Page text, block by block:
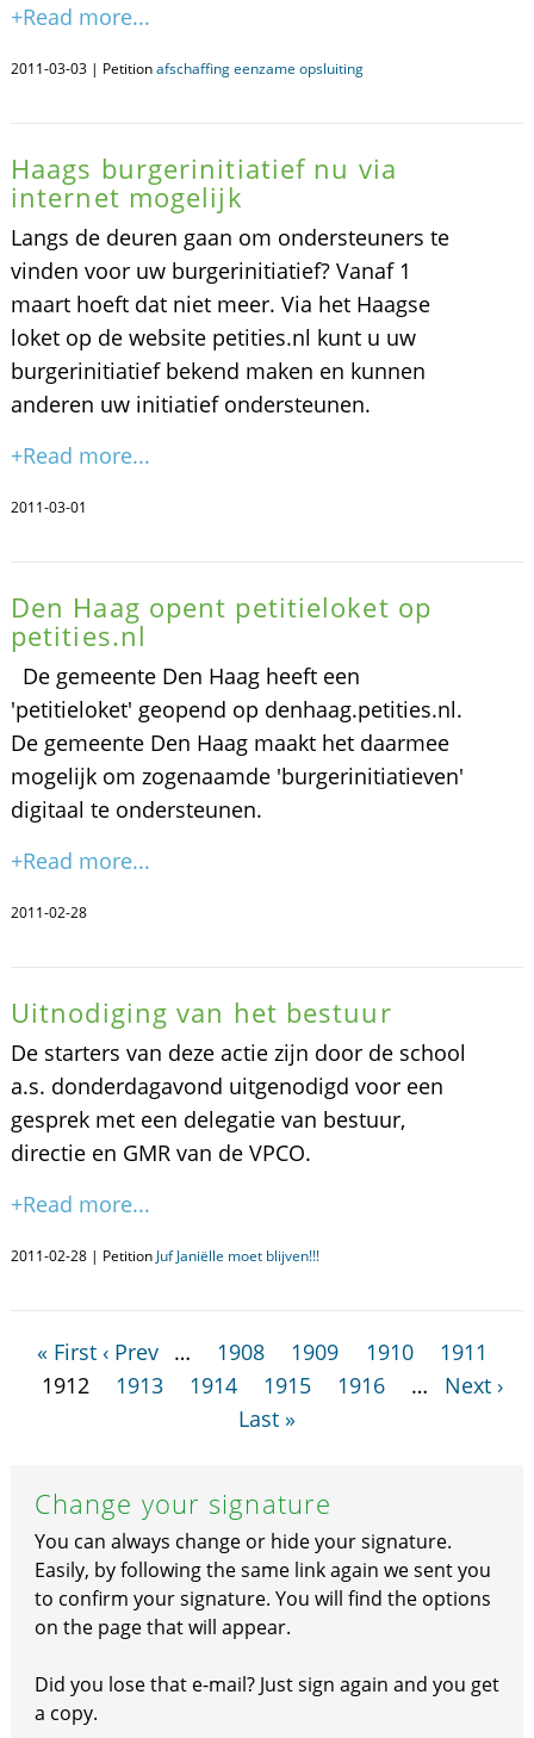
+Read more...
2011-03-03 | Petitionafschaffing eenzame opsluiting
Haags burgerinitiatief nu via
internet mogelijk
Langs de deuren gaan om ondersteuners te
vinden voor uw burgerinitiatief? Vanaf 1
maart hoeft dat niet meer. Via het Haagse
loket op de website petities.nl kunt u uw
burgerinitiatief bekend maken en kunnen
anderen uw initiatief ondersteunen.
+Read more...
2011-03-01
Den Haag opent petitieloket op
petities.nl
De gemeente Den Haag heeft een
'petitieloket' geopend op denhaag.petities.nl.
De gemeente Den Haag maakt het daarmee
mogelijk om zogenaamde 'burgerinitiatieven'
digitaal te ondersteunen.
+Read more...
2011-02-28
Uitnodiging van het bestuur
De starters van deze actie zijn door de school
a.s. donderdagavond uitgenodigd voor een
gesprek met een delegatie van bestuur,
directie en GMR van de VPCO.
+Read more...
2011-02-28 | Petition Juf Janiëlle moet blijven!!!
« First ‹ Prev … 1908 1909 1910
1911
1912
1913 1914 1915 1916 …
Next ›
Last »
Change your signature
You can always change or hide your signature.
Easily, by following the same link again we sent you
to confirm your signature. You will find the options
on the page that will appear.
Did you lose that e-mail? Just sign again and you get
a copy.